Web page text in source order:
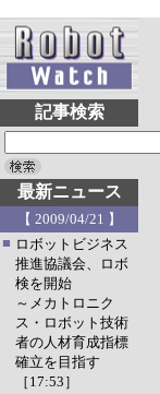
記事検索
最新ニュース
【 2009/04/21 】
■ ロボットビジネス
推進協議会、ロボ
検を開始
～メカトロニク
ス・ロボット技術
者の人材育成指標
確立を目指す
［17:53］